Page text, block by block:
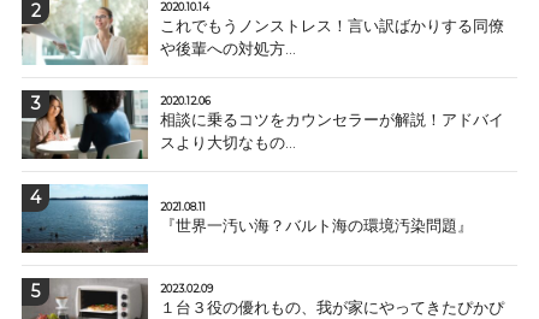
2020.10.14
これでもうノンストレス！言い訳ばかりする同僚
や後輩への対処方...
2020.12.06
相談に乗るコツをカウンセラーが解説！アドバイ
スより大切なもの...
2021.08.11
『世界一汚い海？バルト海の環境汚染問題』
2023.02.09
１台３役の優れもの、我が家にやってきたぴかぴ